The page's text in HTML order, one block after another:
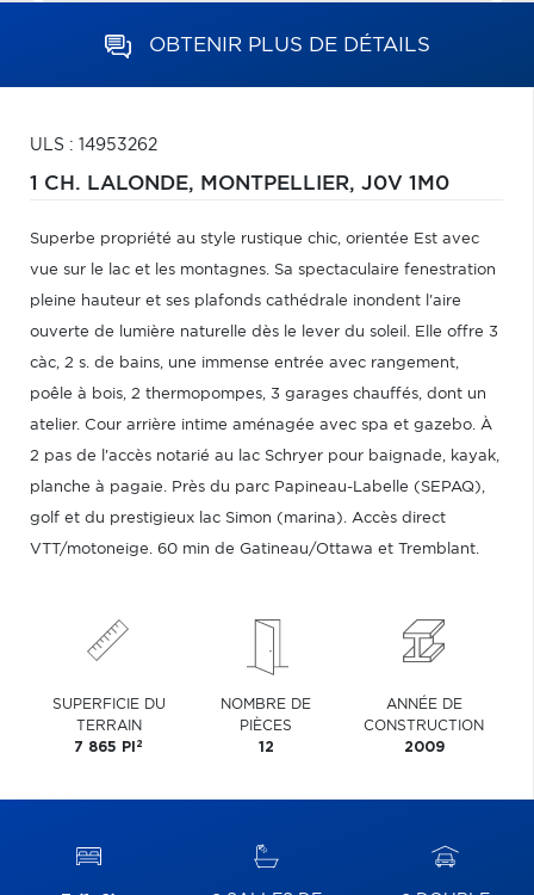
OBTENIR PLUS DE DÉTAILS
ULS : 14953262
1 CH. LALONDE, MONTPELLIER, J0V 1M0
Superbe propriété au style rustique chic, orientée Est avec
vue sur le lac et les montagnes. Sa spectaculaire fenestration
pleine hauteur et ses plafonds cathédrale inondent l'aire
ouverte de lumière naturelle dès le lever du soleil. Elle offre 3
càc, 2 s. de bains, une immense entrée avec rangement,
poêle à bois, 2 thermopompes, 3 garages chauffés, dont un
atelier. Cour arrière intime aménagée avec spa et gazebo. À
2 pas de l'accès notarié au lac Schryer pour baignade, kayak,
planche à pagaie. Près du parc Papineau-Labelle (SEPAQ),
golf et du prestigieux lac Simon (marina). Accès direct
VTT/motoneige. 60 min de Gatineau/Ottawa et Tremblant.
SUPERFICIE DU
TERRAIN
7 865 PI 2
NOMBRE DE
PIÈCES
12
ANNÉE DE
CONSTRUCTION
2009